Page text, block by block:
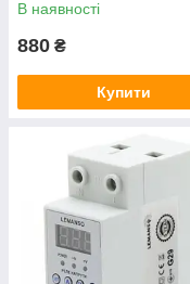
В наявності
880 ₴
Купити